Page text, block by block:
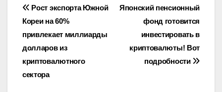
Навигация
по
записям
Японский пенсионный
фонд готовится
инвестировать в
криптовалюты! Вот
подробности
Рост экспорта Южной
Кореи на 60%
привлекает миллиарды
долларов из
криптовалютного
сектора